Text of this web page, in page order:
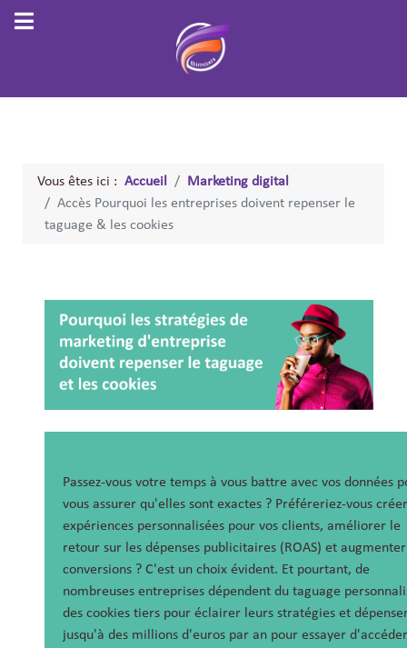
Vous êtes ici : Accueil
Marketing digital
Accès Pourquoi les entreprises doivent repenser le
taguage & les cookies
Passez-vous votre temps à vous battre avec vos données
vous assurer qu'elles sont exactes ? Préféreriez-vous
expériences personnalisées pour vos clients, améliorer le
retour sur les dépenses publicitaires (ROAS) et
conversions ? C'est un choix évident. Et pourtant, de
nombreuses entreprises dépendent du taguage
des cookies tiers pour éclairer leurs stratégies et
jusqu'à des millions d'euros par an pour essayer